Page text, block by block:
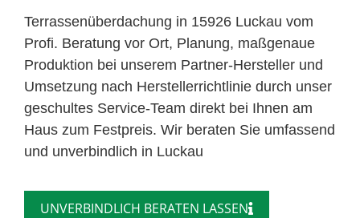
Terrassenüberdachung in 15926 Luckau vom
Profi. Beratung vor Ort, Planung, maßgenaue
Produktion bei unserem Partner-Hersteller und
Umsetzung nach Herstellerrichtlinie durch unser
geschultes Service-Team direkt bei Ihnen am
Haus zum Festpreis. Wir beraten Sie umfassend
und unverbindlich in Luckau
UNVERBINDLICH BERATEN LASSEN